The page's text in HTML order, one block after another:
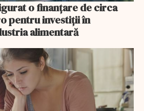
o finanțare de circa
pentru investiții în
alimentară